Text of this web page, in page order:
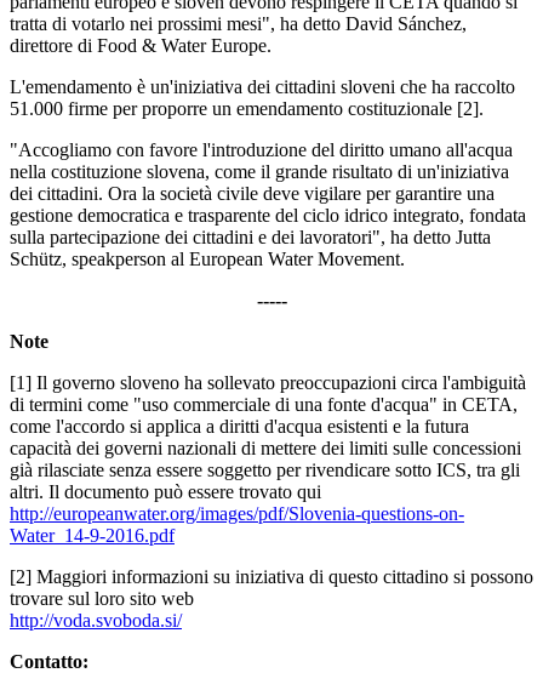
tratta di votarlo nei prossimi mesi", ha detto David Sánchez,
direttore di Food & Water Europe.
L'emendamento è un'iniziativa dei cittadini sloveni che ha raccolto
51.000 firme per proporre un emendamento costituzionale [2].
"Accogliamo con favore l'introduzione del diritto umano all'acqua
nella costituzione slovena, come il grande risultato di un'iniziativa
dei cittadini. Ora la società civile deve vigilare per garantire una
gestione democratica e trasparente del ciclo idrico integrato, fondata
sulla partecipazione dei cittadini e dei lavoratori", ha detto Jutta
Schütz, speakperson al European Water Movement.
-----
Note
[1] Il governo sloveno ha sollevato preoccupazioni circa l'ambiguità
di termini come "uso commerciale di una fonte d'acqua" in CETA,
come l'accordo si applica a diritti d'acqua esistenti e la futura
capacità dei governi nazionali di mettere dei limiti sulle concessioni
già rilasciate senza essere soggetto per rivendicare sotto ICS, tra gli
altri. Il documento può essere trovato qui
http://europeanwater.org/images/pdf/Slovenia-questions-on-
Water_14-9-2016.pdf
[2] Maggiori informazioni su iniziativa di questo cittadino si possono
trovare sul loro sito web
http://voda.svoboda.si/
Contatto: